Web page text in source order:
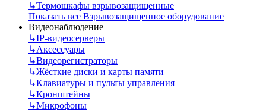
↳Термошкафы взрывозащищенные
Показать все Взрывозащищенное оборудование
Видеонаблюдение
↳IP-видеосерверы
↳Аксессуары
↳Видеорегистраторы
↳Жёсткие диски и карты памяти
↳Клавиатуры и пульты управления
↳Кронштейны
↳Микрофоны